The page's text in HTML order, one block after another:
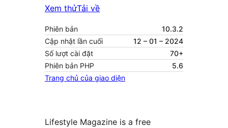
Xem thửTải về
Phiên bản
10.3.2
Cập nhật lần cuối
12 – 01 – 2024
Số lượt cài đặt
70+
Phiên bản PHP
5.6
Trang chủ của giao diện
Lifestyle Magazine is a free